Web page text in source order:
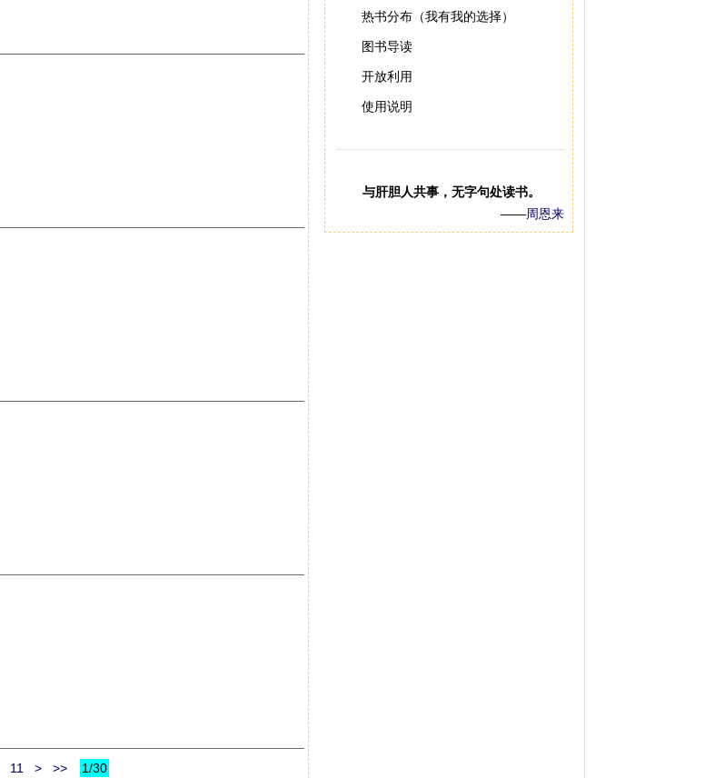
11 > >> 1/30
热书分布（我有我的选择）
图书导读
开放利用
使用说明
与肝胆人共事，无字句处读书。
——周恩来